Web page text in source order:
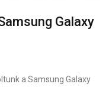
Galaxy
a Samsung Galaxy